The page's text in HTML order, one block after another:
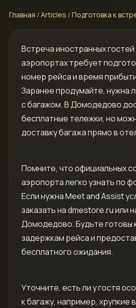
Главная /Articles /Подготовка к
Встреча иностранных
аэропортах требует
номер рейса и время
Заранее продумайте, нужна
с багажом. В Домодедово
бесплатные тележки, но
доставку багажа прямо в
Помните, что официальных
аэропорта легко узнать по
Если нужна Meet and Assist
заказать на dmestore.ru или
Домодедово. Будьте готовы
задержкам рейса и
бесплатного ожидания.
Уточните, есть ли у гостя
к багажу, например, хрупкие